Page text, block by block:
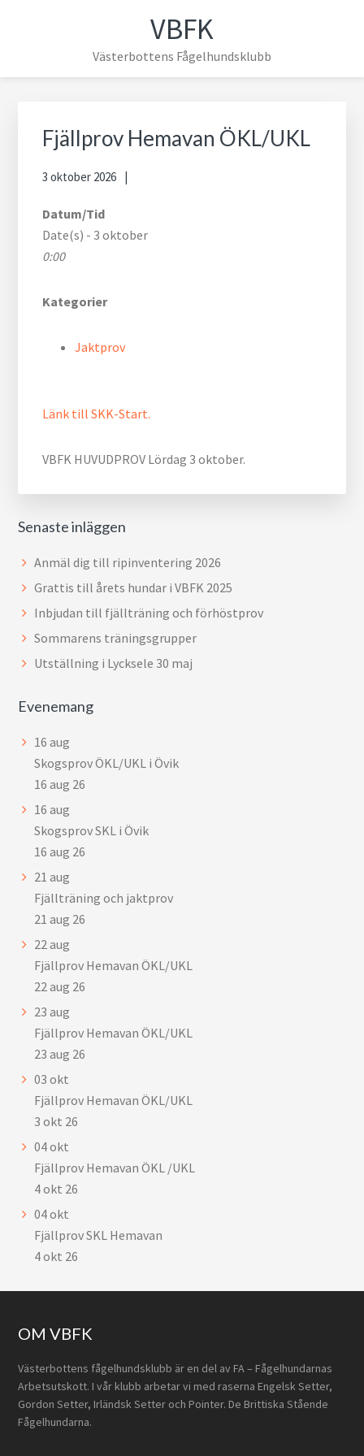
primära
VBFK
Västerbottens Fågelhundsklubb
Fjällprov Hemavan ÖKL/UKL
3 oktober 2026
Datum/Tid
Date(s) - 3 oktober
0:00
Kategorier
Jaktprov
Länk till SKK-Start.
VBFK HUVUDPROV Lördag 3 oktober.
sidofält
Senaste inläggen
Anmäl dig till ripinventering 2026
Grattis till årets hundar i VBFK 2025
Inbjudan till fjällträning och förhöstprov
Sommarens träningsgrupper
Utställning i Lycksele 30 maj
Evenemang
16 aug
Skogsprov ÖKL/UKL i Övik
16 aug 26
16 aug
Skogsprov SKL i Övik
16 aug 26
21 aug
Fjällträning och jaktprov
21 aug 26
22aug
Fjällprov Hemavan ÖKL/UKL
22 aug 26
23 aug
Fjällprov Hemavan ÖKL/UKL
23 aug 26
03 okt
Fjällprov Hemavan ÖKL/UKL
3 okt 26
04okt
Fjällprov Hemavan ÖKL /UKL
4 okt 26
04okt
Fjällprov SKL Hemavan
4 okt 26
Footer
OM VBFK
Västerbottens fågelhundsklubb är en del av FA – Fågelhundarnas
Arbetsutskott. I vår klubb arbetar vi med raserna Engelsk Setter,
Gordon Setter, Irländsk Setter och Pointer. De Brittiska Stående
Fågelhundarna.